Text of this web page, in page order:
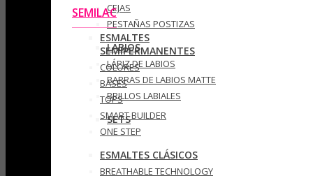
CEJAS
PESTAÑAS POSTIZAS
LABIOS
LÁPIZ DE LABIOS
BARRAS DE LABIOS MATTE
BRILLOS LABIALES
SETS
SEMILAC
ESMALTES
SEMIPERMANENTES
COLORES
BASES
TOPS
SMART BUILDER
ONE STEP
ESMALTES CLÁSICOS
BREATHABLE TECHNOLOGY